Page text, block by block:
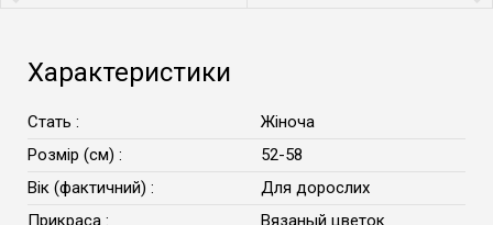
Характеристики
Стать :
Жіноча
Розмір (см) :
52-58
Вік (фактичний) :
Для дорослих
Прикраса :
Вязаный цветок